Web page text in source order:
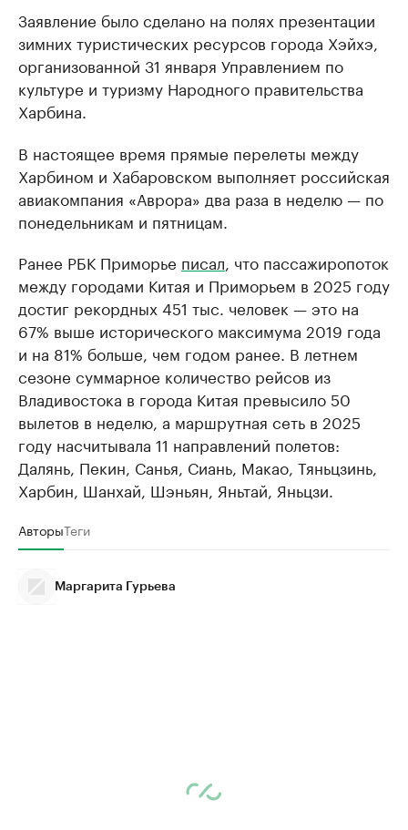
Заявление было сделано на полях презентации
зимних туристических ресурсов города Хэйхэ,
организованной 31 января Управлением по
культуре и туризму Народного правительства
Харбина.
В настоящее время прямые перелеты между
Харбином и Хабаровском выполняет российская
авиакомпания «Аврора» два раза в неделю — по
понедельникам и пятницам.
Ранее РБК Приморье писал , что пассажиропоток
между городами Китая и Приморьем в 2025 году
достиг рекордных 451 тыс. человек — это на
67% выше исторического максимума 2019 года
и на 81% больше, чем годом ранее. В летнем
сезоне суммарное количество рейсов из
Владивостока в города Китая превысило 50
вылетов в неделю, а маршрутная сеть в 2025
году насчитывала 11 направлений полетов:
Далянь, Пекин, Санья, Сиань, Макао, Тяньцзинь,
Харбин, Шанхай, Шэньян, Яньтай, Яньцзи.
АвторыТеги
Маргарита Гурьева